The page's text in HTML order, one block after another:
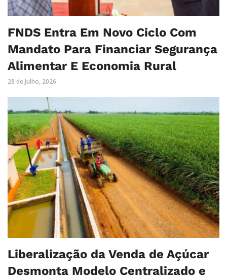
FNDS Entra Em Novo Ciclo Com
Mandato Para Financiar Segurança
Alimentar E Economia Rural
28 de Julho, 2026
Liberalização da Venda de Açúcar
Desmonta Modelo Centralizado e